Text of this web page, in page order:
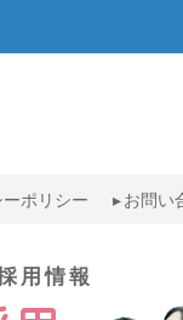
ポリシー お問い
用情報